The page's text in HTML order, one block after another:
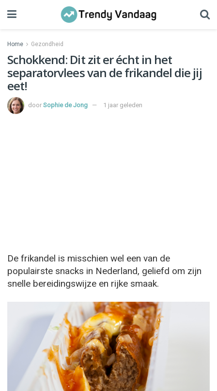
Home Gezondheid
Schokkend: Dit zit er écht in het
separatorvlees van de frikandel die jij
eet!
door Sophie de Jong 1 jaar geleden
De frikandel is misschien wel een van de
populairste snacks in Nederland, geliefd om zijn
snelle bereidingswijze en rijke smaak.